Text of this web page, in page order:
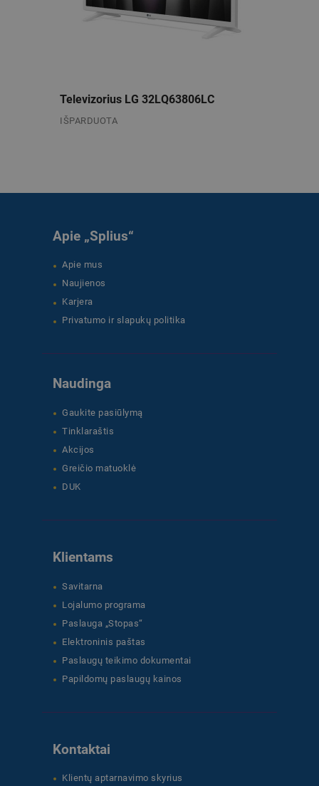
Televizorius LG 32LQ63806LC
IŠPARDUOTA
Apie „Splius“
Apie mus
Naujienos
Karjera
Privatumo ir slapukų politika
Naudinga
Gaukite pasiūlymą
Tinklaraštis
Akcijos
Greičio matuoklė
DUK
Klientams
Savitarna
Lojalumo programa
Paslauga „Stopas“
Elektroninis paštas
Paslaugų teikimo dokumentai
Papildomų paslaugų kainos
Kontaktai
Klientų aptarnavimo skyrius